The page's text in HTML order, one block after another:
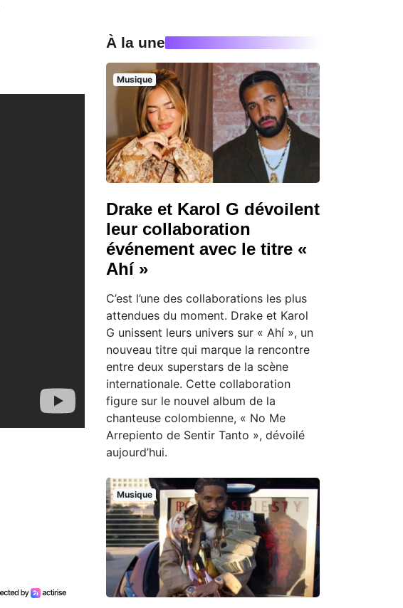
À la une
Musique
Drake et Karol G dévoilent
leur collaboration
événement avec le titre «
Ahí »
C’est l’une des collaborations les plus
attendues du moment. Drake et Karol
G unissent leurs univers sur « Ahí », un
nouveau titre qui marque la rencontre
entre deux superstars de la scène
internationale. Cette collaboration
figure sur le nouvel album de la
chanteuse colombienne, « No Me
Arrepiento de Sentir Tanto », dévoilé
aujourd’hui.
Musique